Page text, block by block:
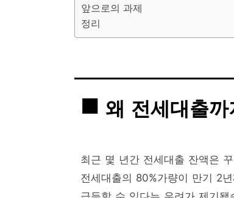
앞으로의 과제
정리
왜 전세대출
최근 몇 년간 전세대출 잔액은
전세대출의 80%가량이 만기 2